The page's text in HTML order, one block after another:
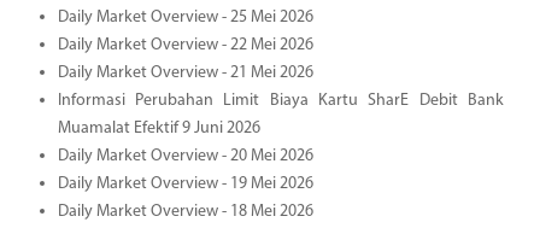
Daily Market Overview - 25 Mei 2026
Daily Market Overview - 22 Mei 2026
Daily Market Overview - 21 Mei 2026
Informasi Perubahan Limit Biaya Kartu SharE Debit Bank
Muamalat Efektif 9 Juni 2026
Daily Market Overview - 20 Mei 2026
Daily Market Overview - 19 Mei 2026
Daily Market Overview - 18 Mei 2026